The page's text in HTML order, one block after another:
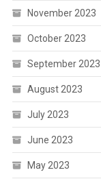
November 2023
October 2023
September 2023
August 2023
July 2023
June 2023
May 2023